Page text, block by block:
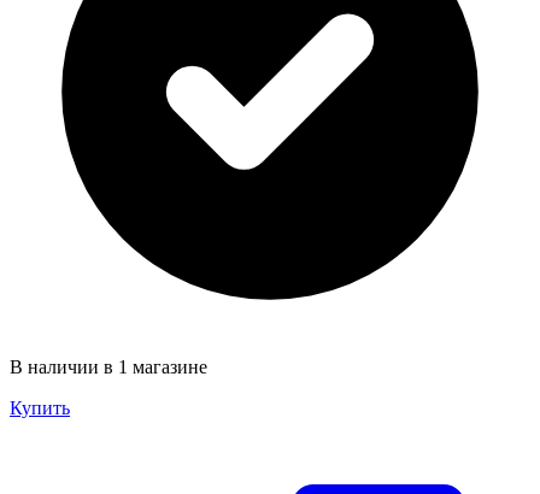
В наличии в 1 магазине
Купить